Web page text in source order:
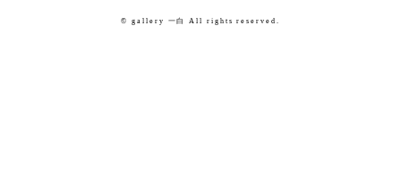
© gallery 一白 All rights reserved.